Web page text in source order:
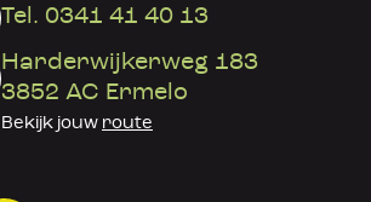
Tel. 0341 41 40 13
Harderwijkerweg 183
3852 AC Ermelo
Bekijk jouw route